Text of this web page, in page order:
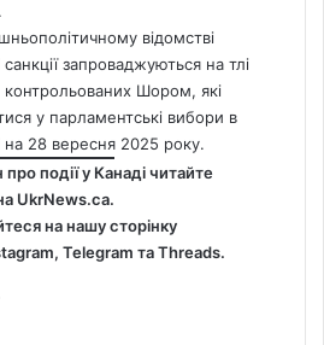
відомстві
запроваджуються на тлі
контрольованих Шором, які
у парламентські вибори в
на 28 вересня 2025 року.
події у Канаді читайте
UkrNews.ca.
на нашу сторінку
Telegram таThreads.